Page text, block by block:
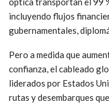
incluyendo flujos
gubernamentales,
Pero a medida que
confianza, el cableado
liderados por Estados
rutas y desembarques